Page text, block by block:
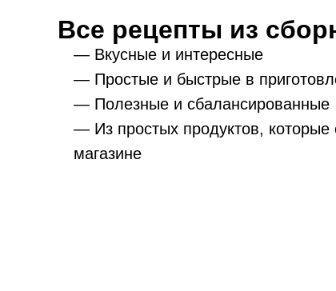
Все рецепты из
— Вкусные и интересные
— Простые и быстрые в
— Полезные и сбалансированные
— Из простых продуктов,
магазине